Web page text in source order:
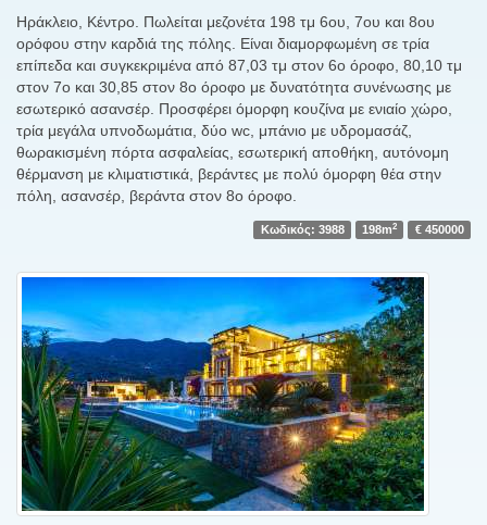
Ηράκλειο, Κέντρο. Πωλείται μεζονέτα 198 τμ 6ου, 7ου και 8ου
ορόφου στην καρδιά της πόλης. Είναι διαμορφωμένη σε τρία
επίπεδα και συγκεκριμένα από 87,03 τμ στον 6ο όροφο, 80,10 τμ
στον 7ο και 30,85 στον 8ο όροφο με δυνατότητα συνένωσης με
εσωτερικό ασανσέρ. Προσφέρει όμορφη κουζίνα με ενιαίο χώρο,
τρία μεγάλα υπνοδωμάτια, δύο wc, μπάνιο με υδρομασάζ,
θωρακισμένη πόρτα ασφαλείας, εσωτερική αποθήκη, αυτόνομη
θέρμανση με κλιματιστικά, βεράντες με πολύ όμορφη θέα στην
πόλη, ασανσέρ, βεράντα στον 8ο όροφο.
Κωδικός: 3988 198m2 € 450000